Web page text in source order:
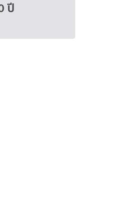
ปี